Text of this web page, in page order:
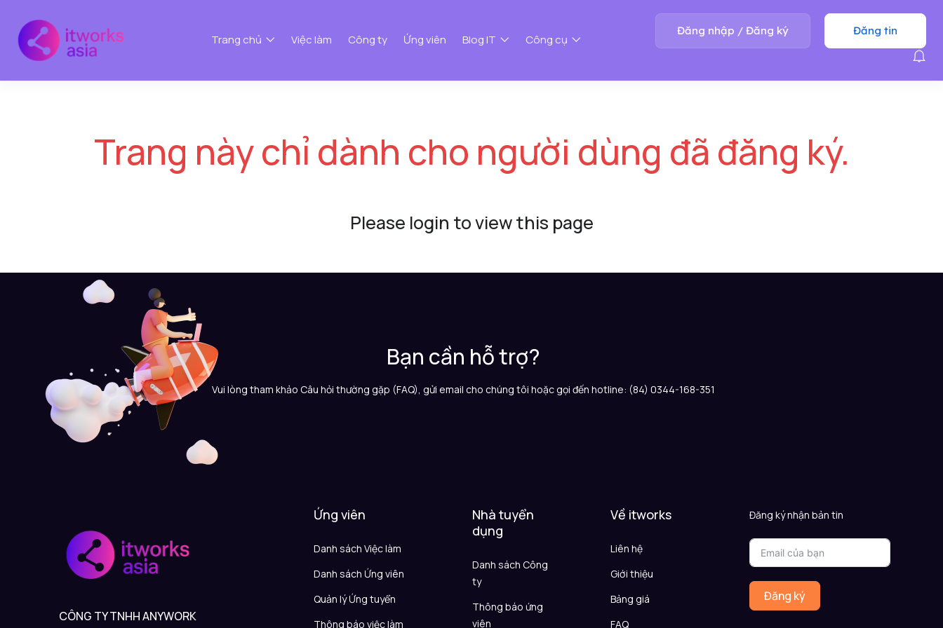
Trang chủ Việc làm Công ty Ứng viên Blog IT Công cụ
Đăng nhập / Đăng ký Đăng tin
Trang này chỉ dành cho người dùng đã đăng ký.
Please login to view this page
Bạn cần hỗ trợ?
Vui lòng tham khảo Câu hỏi thường gặp (FAQ), gửi email cho chúng tôi hoặc gọi đến hotline: (84) 0344-168-351
CÔNG TY TNHH ANYWORK
Ứng viên
Danh sách Việc làm
Danh sách Ứng viên
Quản lý Ứng tuyển
Thông báo việc làm
Nhà tuyển
dụng
Danh sách Công
ty
Thông báo ứng
viên
Về itworks
Liên hệ
Giới thiệu
Bảng giá
FAQ
Đăng ký nhận bản tin
Đăng ký